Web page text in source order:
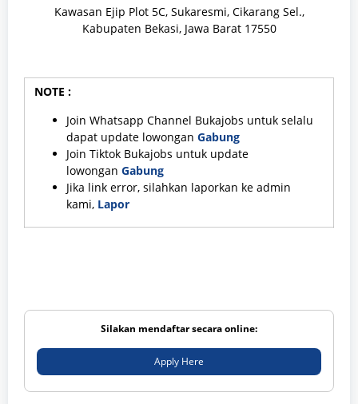
Kawasan Ejip Plot 5C, Sukaresmi, Cikarang Sel.,
Kabupaten Bekasi, Jawa Barat 17550
NOTE :
Join Whatsapp Channel Bukajobs untuk selalu
dapat update lowongan Gabung
Join Tiktok Bukajobs untuk update
lowongan Gabung
Jika link error, silahkan laporkan ke admin
kami, Lapor
Silakan mendaftar secara online:
Apply Here